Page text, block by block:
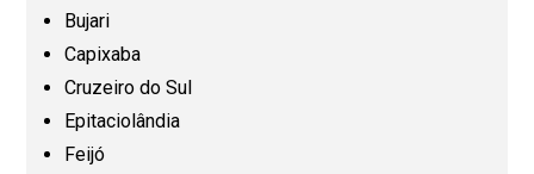
Bujari
Capixaba
Cruzeiro do Sul
Epitaciolândia
Feijó